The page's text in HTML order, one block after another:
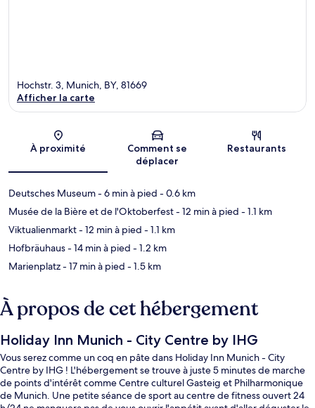
Carte
Hochstr. 3, Munich, BY, 81669
Afficher la carte
À proximité
Comment se
déplacer
Restaurants
Deutsches Museum- 6 min à pied - 0.6 km
Musée de la Bière et de l'Oktoberfest- 12 min à pied - 1.1 km
Viktualienmarkt- 12 min à pied - 1.1 km
Hofbräuhaus- 14 min à pied - 1.2 km
Marienplatz- 17 min à pied - 1.5 km
À propos de cet hébergement
Holiday Inn Munich - City Centre by IHG
Vous serez comme un coq en pâte dans Holiday Inn Munich - City
Centre by IHG ! L'hébergement se trouve à juste 5 minutes de marche
de points d'intérêt comme Centre culturel Gasteig et Philharmonique
de Munich. Une petite séance de sport au centre de fitness ouvert 24